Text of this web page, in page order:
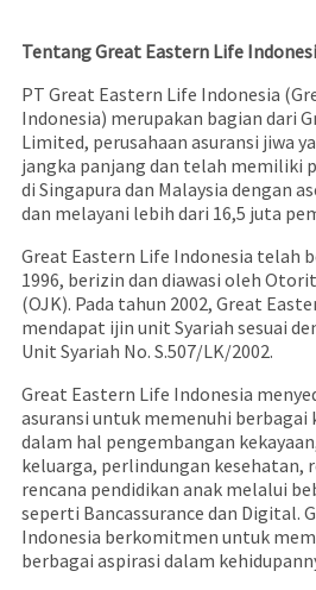
Tentang Great Eastern Life
PT Great Eastern Life Indonesia
Indonesia) merupakan bagian dari
Limited, perusahaan asuransi jiwa
jangka panjang dan telah memiliki
di Singapura dan Malaysia dengan
dan melayani lebih dari 16,5 juta
Great Eastern Life Indonesia telah
1996, berizin dan diawasi oleh
(OJK). Pada tahun 2002, Great
mendapat ijin unit Syariah sesuai
Unit Syariah No. S.507/LK/2002.
Great Eastern Life Indonesia
asuransi untuk memenuhi berbagai
dalam hal pengembangan
keluarga, perlindungan kesehatan,
rencana pendidikan anak melalui
seperti Bancassurance dan Digital.
Indonesia berkomitmen untuk
berbagai aspirasi dalam